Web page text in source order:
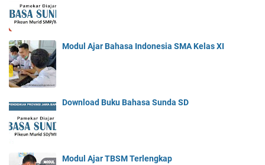
Modul Ajar Bahasa Indonesia SMA Kelas XI
Download Buku Bahasa Sunda SD
Modul Ajar TBSM Terlengkap